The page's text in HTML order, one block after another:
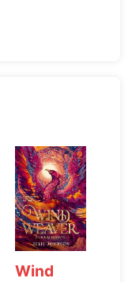
Wind